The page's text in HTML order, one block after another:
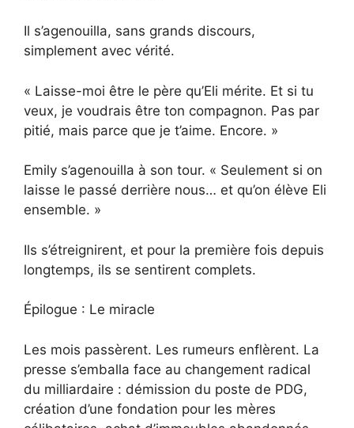
Il s’agenouilla, sans grands discours,
simplement avec vérité.
« Laisse-moi être le père qu’Eli mérite. Et si tu
veux, je voudrais être ton compagnon. Pas par
pitié, mais parce que je t’aime. Encore. »
Emily s’agenouilla à son tour. « Seulement si on
laisse le passé derrière nous… et qu’on élève Eli
ensemble. »
Ils s’étreignirent, et pour la première fois depuis
longtemps, ils se sentirent complets.
Épilogue : Le miracle
Les mois passèrent. Les rumeurs enflèrent. La
presse s’emballa face au changement radical
du milliardaire : démission du poste de PDG,
création d’une fondation pour les mères